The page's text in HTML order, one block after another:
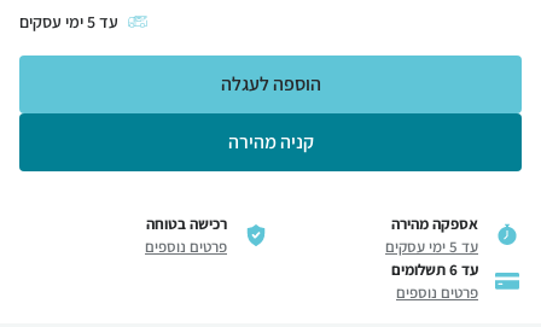
עד5ימי עסקים
קניה מהירה
הוספה לעגלה
אספקה מהירה
עד 5 ימי עסקים
רכישה בטוחה
פרטים נוספים
עד 6 תשלומים
פרטים נוספים